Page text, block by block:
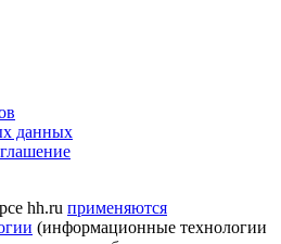
данных
hh.ru применяются
(информационные технологии